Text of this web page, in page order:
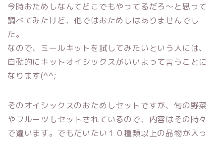
今時おためしなんてどこでもやってるだろ〜と思って
調べてみたけど、他ではおためしはありませんでし
た。
なので、ミールキットを試してみたいという人には、
自動的にキットオイシックスがいいよって言うことに
なります(^^;
そのオイシックスのおためしセットですが、旬の野菜
やフルーツもセットされているので、内容はその時々
で違います。でもだいたい１０種類以上の品物が入っ